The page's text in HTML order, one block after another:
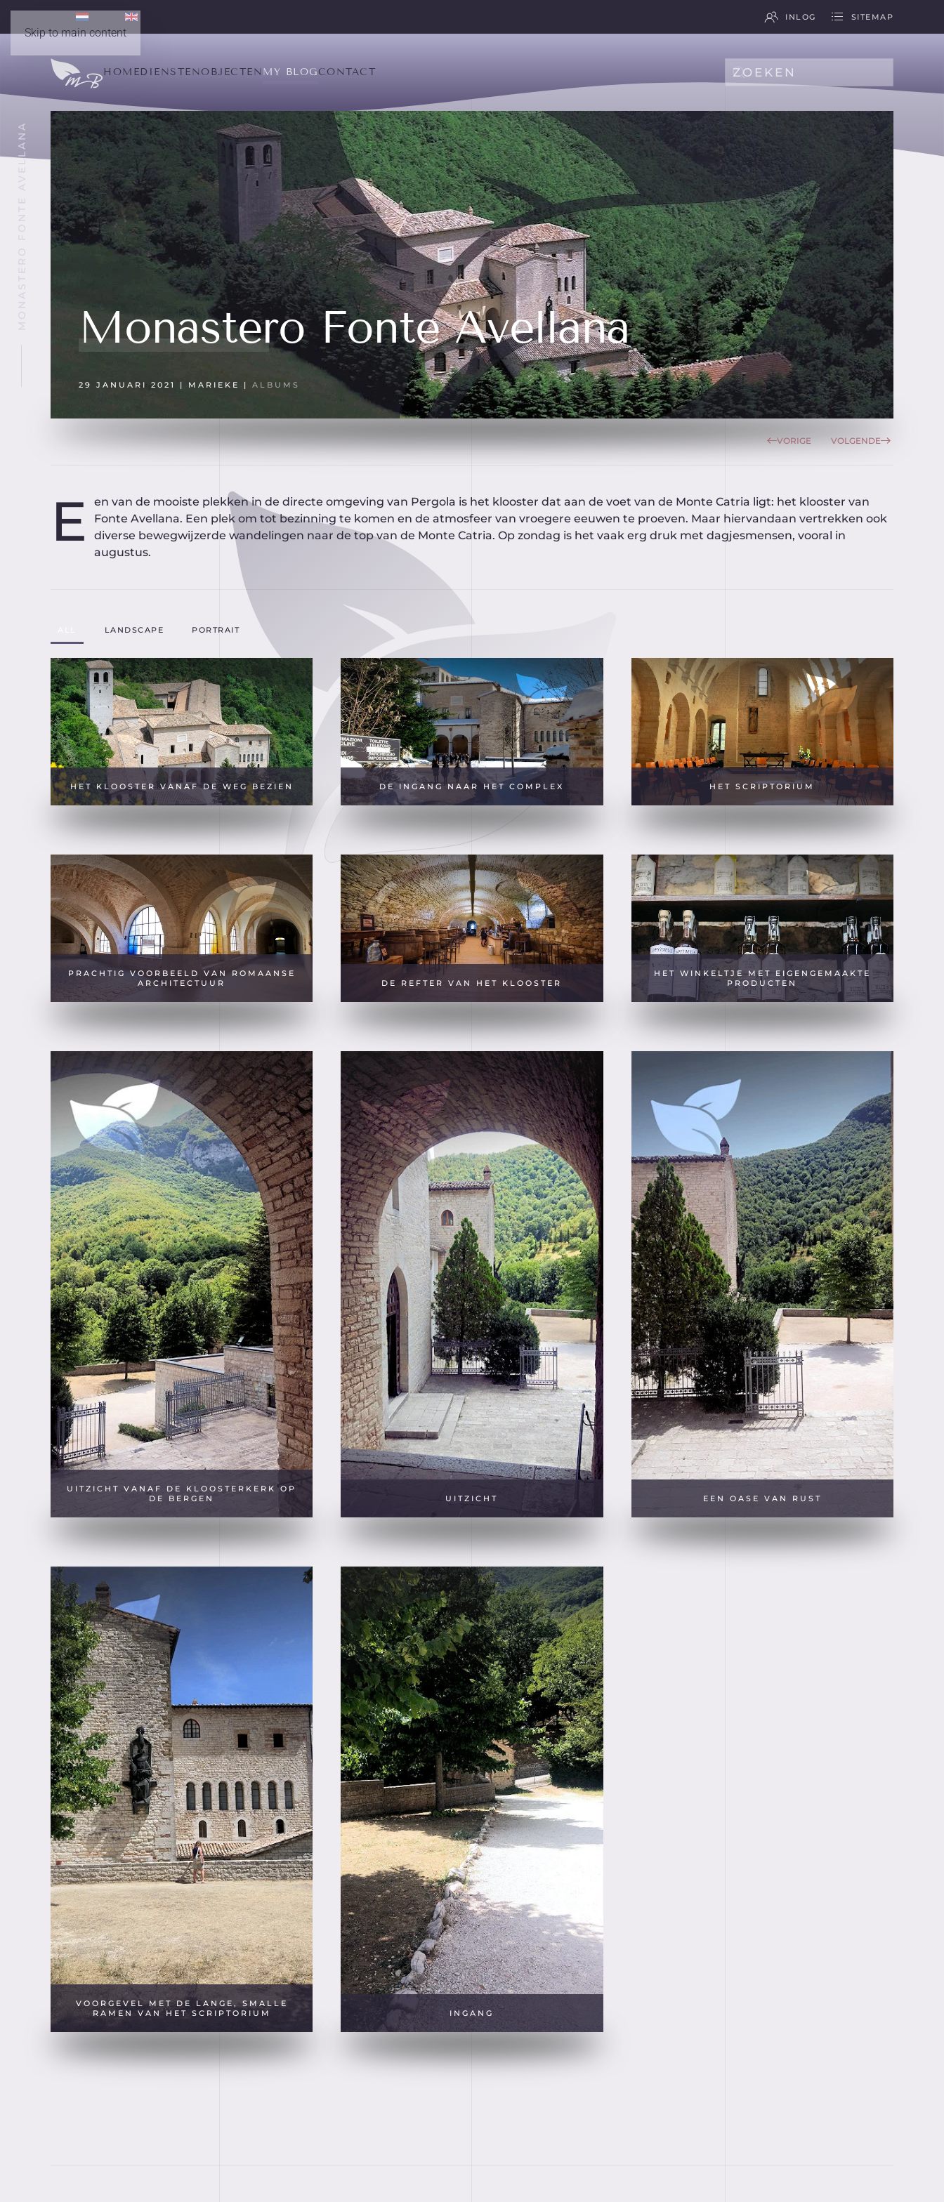
Skip to main content
INLOG SITEMAP
HOMEDIENSTENOBJECTENMY BLOGCONTACT
Type 2 or more characters for results.
Monastero Fonte Avellana
29 JANUARI 2021 | MARIEKE | ALBUMS
MONASTERO FONTE AVELLANA
VORIGE VOLGENDE
E
en van de mooiste plekken in de directe omgeving van Pergola is het klooster dat aan de voet van de Monte Catria ligt: het klooster van
Fonte Avellana. Een plek om tot bezinning te komen en de atmosfeer van vroegere eeuwen te proeven. Maar hiervandaan vertrekken ook
diverse bewegwijzerde wandelingen naar de top van de Monte Catria. Op zondag is het vaak erg druk met dagjesmensen, vooral in
augustus.
LANDSCAPE PORTRAIT
HET KLOOSTER VANAF DE WEG BEZIEN DE INGANG NAAR HET COMPLEX HET SCRIPTORIUM
PRACHTIG VOORBEELD VAN ROMAANSE
ARCHITECTUUR
DE REFTER VAN HET KLOOSTER
HET WINKELTJE MET EIGENGEMAAKTE
PRODUCTEN
UITZICHT VANAF DE KLOOSTERKERK OP
DE BERGEN
UITZICHT EEN OASE VAN RUST
VOORGEVEL MET DE LANGE, SMALLE
RAMEN VAN HET SCRIPTORIUM
INGANG